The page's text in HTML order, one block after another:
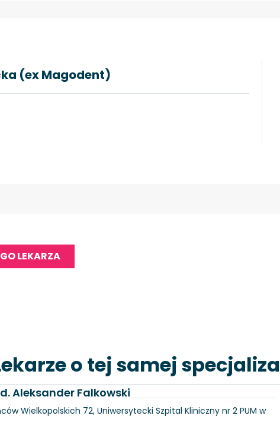
(ex Magodent)
LEKARZA
o tej samej
Aleksander Falkowski
Wielkopolskich 72, Uniwersytecki Szpital Kliniczny nr 2 PUM w